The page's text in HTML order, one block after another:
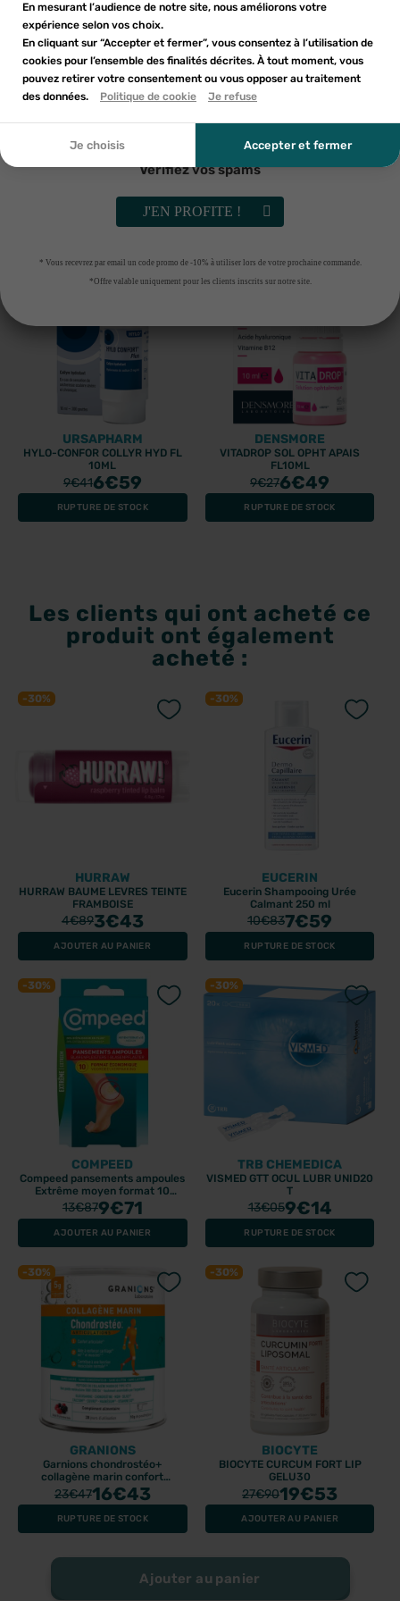
Ajouter au panier
TRB CHEMEDICA
HYLOVIS LIPO MULTI 15ML
€50
HYLOVIS
HYLOVIS MULTI S OPHTALM
12€148
-30%
URSAPHARM
HYLO-CONFOR COLLYR HYD FL
10ML
9€416€59
RUPTURE DE STOCK
-30%
DENSMORE
VITADROP SOL OPHT APAIS
FL10ML
9€276€49
RUPTURE DE STOCK
Les clients qui ont acheté ce
produit ont également
acheté :
-30%
HURRAW
HURRAW BAUME LEVRES TEINTE
FRAMBOISE
4€893€43
AJOUTER AU PANIER
-30%
EUCERIN
Eucerin Shampooing Urée
Calmant 250 ml
10€837€59
RUPTURE DE STOCK
-30%
COMPEED
Compeed pansements ampoules
Extrême moyen format 10
pansements
13€879€71
AJOUTER AU PANIER
-30%
TRB CHEMEDICA
VISMED GTT OCUL LUBR UNID20
T
13€059€14
RUPTURE DE STOCK
-30%
GRANIONS
Garnions chondrostéo+
collagène marin confort
articulaire 280gr
23€4716€43
RUPTURE DE STOCK
-30%
BIOCYTE
BIOCYTE CURCUM FORT LIP
GELU30
27€9019€53
AJOUTER AU PANIER
add_circle_outline
Créer une nouvelle liste
Annuler
Créer une liste d'envies
Annuler
Connexion
En mesurant l’audience de notre site, nous améliorons votre
expérience selon vos choix.
En cliquant sur “Accepter et fermer”, vous consentez à l’utilisation de
cookies pour l’ensemble des finalités décrites. À tout moment, vous
pouvez retirer votre consentement ou vous opposer au traitement
des données.
Politique de cookie Je refuse
Je choisis Accepter et fermer
En soumettant ce formulaire, j'accepte que les
informations saisies soient utilisées dans le cadre de
ma demande et de la relation commerciale qui peut en
découler. Vous référer à la politique de confidentialité.
Vérifiez vos spams
J'EN PROFITE !
* Vous recevrez par email un code promo de -10% à utiliser lors de votre prochaine commande.
*Offre valable uniquement pour les clients inscrits sur notre site.